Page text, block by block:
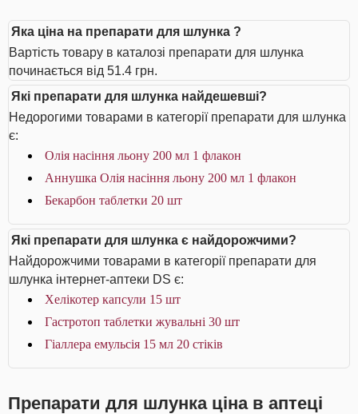
Яка ціна на препарати для шлунка ?
Вартість товару в каталозі препарати для шлунка
починається від 51.4 грн.
Які препарати для шлунка найдешевші?
Недорогими товарами в категорії препарати для шлунка
є:
Олія насіння льону 200 мл 1 флакон
Аннушка Олія насіння льону 200 мл 1 флакон
Бекарбон таблетки 20 шт
Які препарати для шлунка є найдорожчими?
Найдорожчими товарами в категорії препарати для
шлунка інтернет-аптеки DS є:
Хелікотер капсули 15 шт
Гастротоп таблетки жувальні 30 шт
Гіаллера емульсія 15 мл 20 стіків
Препарати для шлунка ціна в аптеці